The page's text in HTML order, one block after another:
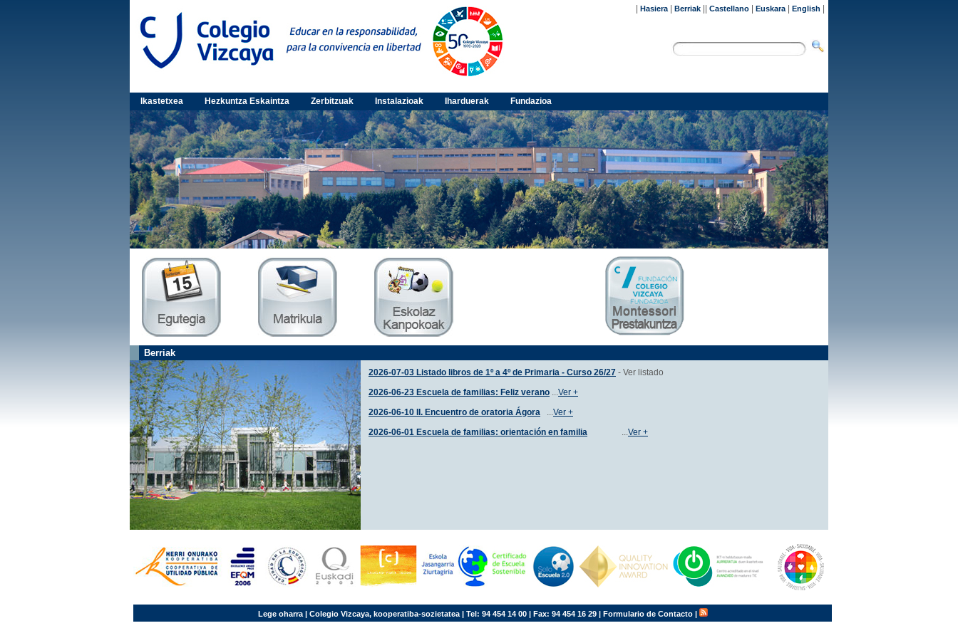
Hasiera| Berriak Castellano Euskara| English
Ikastetxea Hezkuntza Eskaintza Zerbitzuak Instalazioak Iharduerak Fundazioa
Berriak
2026-07-03 Listado libros de 1º a 4º de Primaria - Curso 26/27 - Ver listado
2026-06-23 Escuela de familias: Feliz verano ...Ver +
2026-06-10 II. Encuentro de oratoria Ágora ...Ver +
2026-06-01 Escuela de familias: orientación en familia ...Ver +
Lege oharra| Colegio Vizcaya, kooperatiba-sozietatea | Tel: 94 454 14 00 | Fax: 94 454 16 29 | Formulario de Contacto|